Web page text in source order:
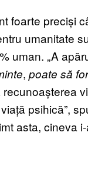
foarte preciși
umanitate
uman. „A
, poate să
psihică”,
asta, cineva